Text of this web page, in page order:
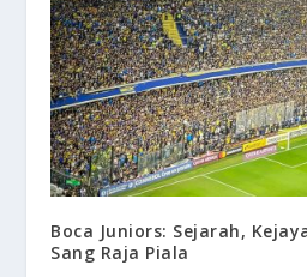
Boca Juniors: Sejarah,
Sang Raja Piala